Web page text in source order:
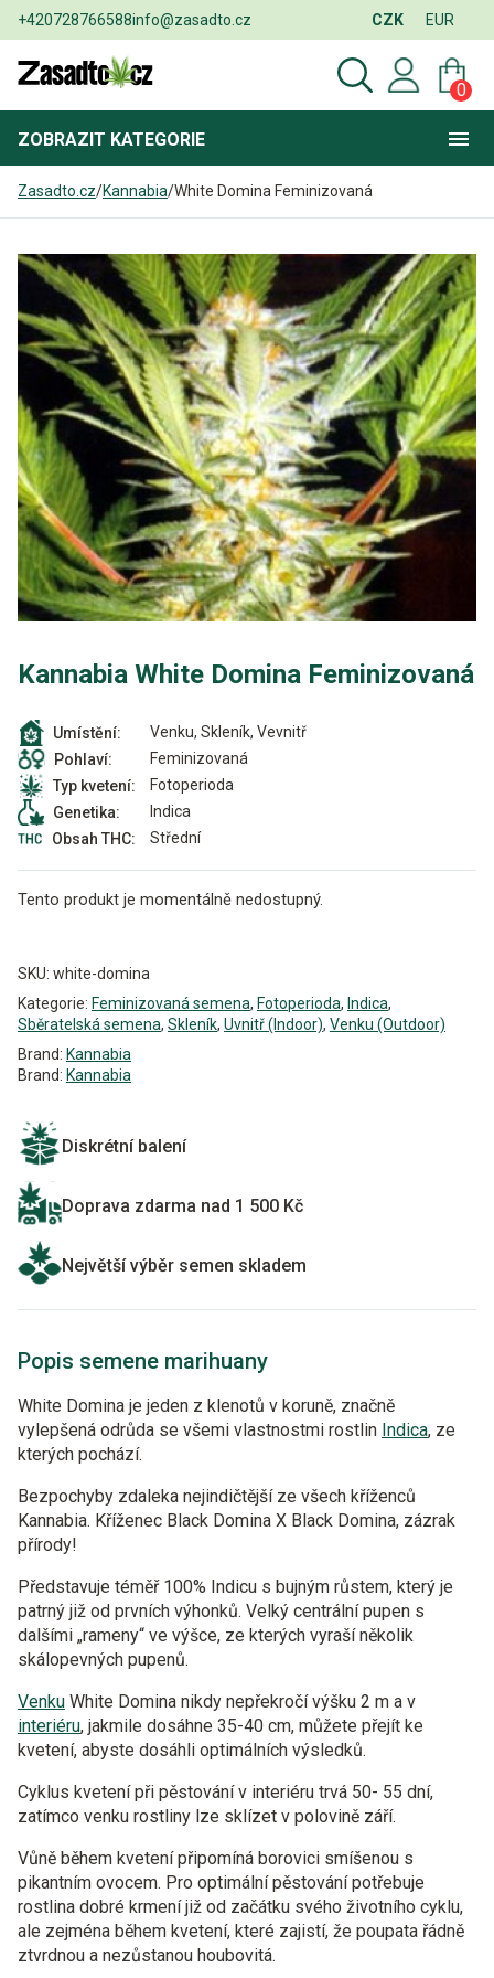
+420728766588info@zasadto.cz CZK EUR
0
ZOBRAZIT KATEGORIE
Zasadto.cz/Kannabia/White Domina Feminizovaná
Kannabia White Domina Feminizovaná
Umístění:
Venku, Skleník, Vevnitř
Pohlaví:
Feminizovaná
Typ kvetení:
Fotoperioda
Genetika:
Indica
Obsah THC:
Střední
Tento produkt je momentálně nedostupný.
SKU: white-domina
Kategorie: Feminizovaná semena, Fotoperioda, Indica,
Sběratelská semena, Skleník, Uvnitř (Indoor), Venku (Outdoor)
Brand: Kannabia
Brand: Kannabia
Diskrétní balení
Doprava zdarma nad 1 500 Kč
Největší výběr semen skladem
Popis semene marihuany
White Domina je jeden z klenotů v koruně, značně
vylepšená odrůda se všemi vlastnostmi rostlin Indica, ze
kterých pochází.
Bezpochyby zdaleka nejindičtější ze všech kříženců
Kannabia. Kříženec Black Domina X Black Domina, zázrak
přírody!
Představuje téměř 100% Indicu s bujným růstem, který je
patrný již od prvních výhonků. Velký centrální pupen s
dalšími „rameny“ ve výšce, ze kterých vyraší několik
skálopevných pupenů.
Venku White Domina nikdy nepřekročí výšku 2 m a v
interiéru, jakmile dosáhne 35-40 cm, můžete přejít ke
kvetení, abyste dosáhli optimálních výsledků.
Cyklus kvetení při pěstování v interiéru trvá 50- 55 dní,
zatímco venku rostliny lze sklízet v polovině září.
Vůně během kvetení připomíná borovici smíšenou s
pikantním ovocem. Pro optimální pěstování potřebuje
rostlina dobré krmení již od začátku svého životního cyklu,
ale zejména během kvetení, které zajistí, že poupata řádně
ztvrdnou a nezůstanou houbovitá.